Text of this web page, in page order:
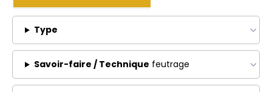
Type
Savoir-faire / Technique feutrage